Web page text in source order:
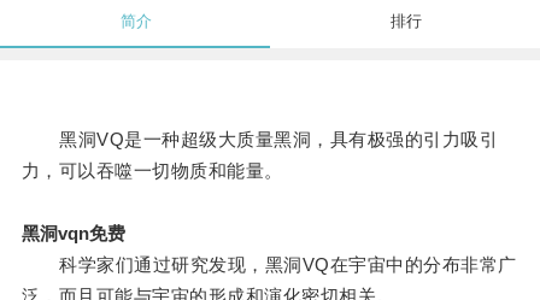
简介 排行
黑洞VQ是一种超级大质量黑洞，具有极强的引力吸引
力，可以吞噬一切物质和能量。
黑洞vqn免费
科学家们通过研究发现，黑洞VQ在宇宙中的分布非常广